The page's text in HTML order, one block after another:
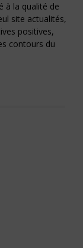
à la qualité de
site actualités,
positives,
contours du